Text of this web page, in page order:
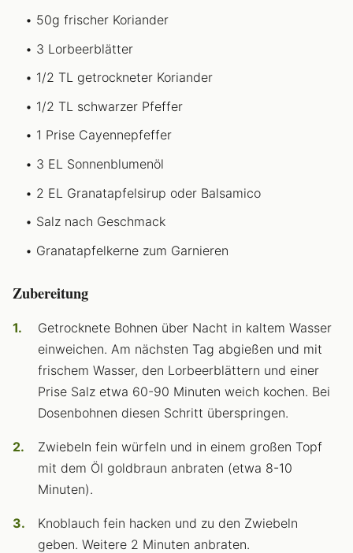
50g frischer Koriander
3 Lorbeerblätter
1/2 TL getrockneter Koriander
1/2 TL schwarzer Pfeffer
1 Prise Cayennepfeffer
3 EL Sonnenblumenöl
2 EL Granatapfelsirup oder Balsamico
Salz nach Geschmack
Granatapfelkerne zum Garnieren
Zubereitung
Getrocknete Bohnen über Nacht in kaltem Wasser
einweichen. Am nächsten Tag abgießen und mit
frischem Wasser, den Lorbeerblättern und einer
Prise Salz etwa 60-90 Minuten weich kochen. Bei
Dosenbohnen diesen Schritt überspringen.
Zwiebeln fein würfeln und in einem großen Topf
mit dem Öl goldbraun anbraten (etwa 8-10
Minuten).
Knoblauch fein hacken und zu den Zwiebeln
geben. Weitere 2 Minuten anbraten.